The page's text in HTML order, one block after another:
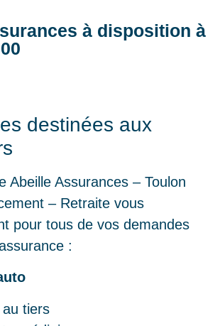
à disposition à
destinées aux
Abeille Assurances – Toulon
– Retraite vous
pour tous de vos demandes
:
au tiers